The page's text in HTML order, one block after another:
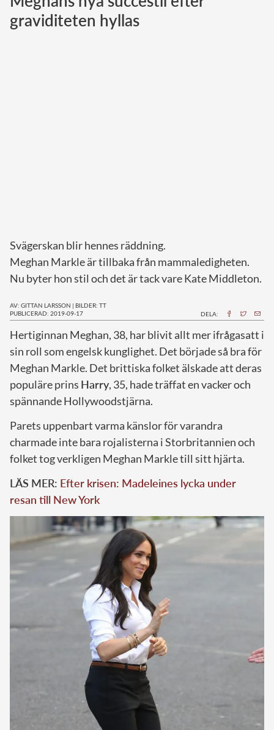
Norska kungahuset
graviditeten hyllas
Svägerskan blir hennes räddning.
Meghan Markle är tillbaka från mammaledigheten.
Nu byter hon stil och det är tack vare Kate Middleton.
AV: GITTAN LARSSON | BILDER: TT
PUBLICERAD: 2019-09-17
DELA:
Hertiginnan Meghan, 38, har blivit allt mer ifrågasatt i
sin roll som engelsk kunglighet. Det började så bra för
Meghan Markle. Det brittiska folket älskade att deras
populäre prins Harry, 35, hade träffat en vacker och
spännande Hollywoodstjärna.
Parets uppenbart varma känslor för varandra
charmade inte bara rojalisterna i Storbritannien och
folket tog verkligen Meghan Markle till sitt hjärta.
LÄS MER: Efter krisen: Madeleines lycka under
resan till New York